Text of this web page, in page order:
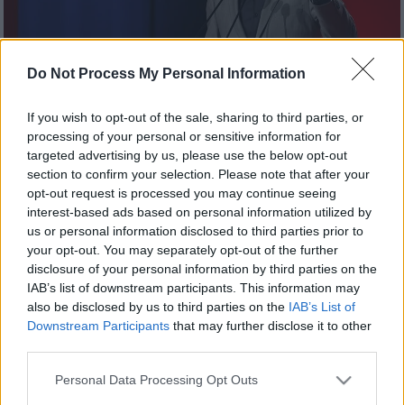
Do Not Process My Personal Information
If you wish to opt-out of the sale, sharing to third parties, or
processing of your personal or sensitive information for
targeted advertising by us, please use the below opt-out
section to confirm your selection. Please note that after your
opt-out request is processed you may continue seeing
interest-based ads based on personal information utilized by
us or personal information disclosed to third parties prior to
your opt-out. You may separately opt-out of the further
disclosure of your personal information by third parties on the
IAB’s list of downstream participants. This information may
also be disclosed by us to third parties on the IAB’s List of
Downstream Participants that may further disclose it to other
Please note that this website/app uses one or more Google
Personal Data Processing Opt Outs
ΣΥΡΙΖΑ/EUROKINISSI
Προσθέστε το ΕΘΝΟΣ στη Google
Δεν θα είναι ο επόμενος πρόεδρος της
Κοινοβουλευτικής Ομάδας τουΣΥΡΙΖΑ
Νίκος Παππάς,όπως ο ίδιος ξεκαθάρισε
μιλώντας την Τρίτη στον ΑΝΤ1. Ο μέχρι χθες
υποψήφιος για την προεδρία τουΣΥΡΙΖΑ
μίλησε για την ανάγκη πολιτικοποίησης της
συζήτησης ενόψει του δεύτερου γύρου των